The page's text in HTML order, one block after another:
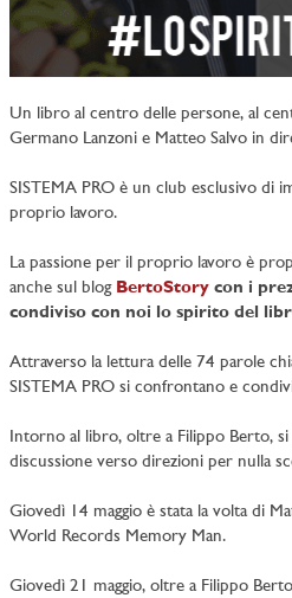
Un libro al centro delle persone, al
Germano Lanzoni e Matteo Salvo in
SISTEMA PRO è un club esclusivo di
proprio lavoro.
La passione per il proprio lavoro è
anche sul blog BertoStorycon i
condiviso con noi lo spirito del
Attraverso la lettura delle 74 parole
SISTEMA PRO si confrontano e
Intorno al libro, oltre a Filippo Berto,
discussione verso direzioni per nulla
Giovedì 14 maggio è stata la volta di
World Records Memory Man.
Giovedì 21 maggio, oltre a Filippo